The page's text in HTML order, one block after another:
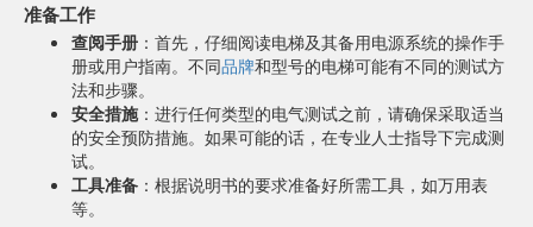
准备工作
查阅手册 ：首先，仔细阅读电梯及其备用电源系统的操作手
册或用户指南。不同品牌和型号的电梯可能有不同的测试方
法和步骤。
安全措施：进行任何类型的电气测试之前，请确保采取适当
的安全预防措施。如果可能的话，在专业人士指导下完成测
试。
工具准备 ：根据说明书的要求准备好所需工具，如万用表
等。